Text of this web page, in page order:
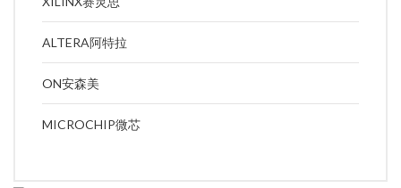
ALTERA阿特拉
ON安森美
MICROCHIP微芯